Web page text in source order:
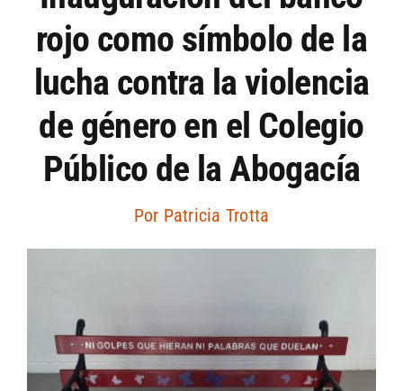
Artículos por autor
Artículos por sección
rojo como símbolo de la
lucha contra la violencia
de género en el Colegio
Público de la Abogacía
Por Patricia Trotta